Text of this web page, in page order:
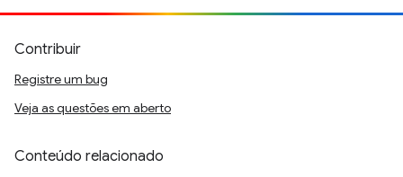
Contribuir
Registre um bug
Veja as questões em aberto
Conteúdo relacionado